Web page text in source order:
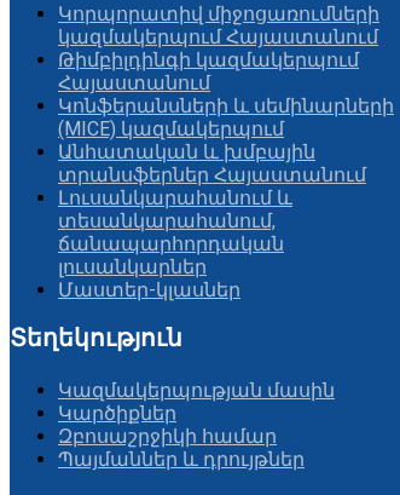
Կորպորատիվ միջոցառումների
կազմակերպում Հայաստանում
Թիմբիլդինգի կազմակերպում
Հայաստանում
Կոնֆերանսների և սեմինարների
(MICE) կազմակերպում
Անհատական և խմբային
տրանսֆերներ Հայաստանում
Լուսանկարահանում և
տեսանկարահանում,
ճանապարհորդական
լուսանկարներ
Մաստեր-կլասներ
Տեղեկություն
Կազմակերպության մասին
Կարծիքներ
Զբոսաշրջիկի համար
Պայմաններ և դրույթներ